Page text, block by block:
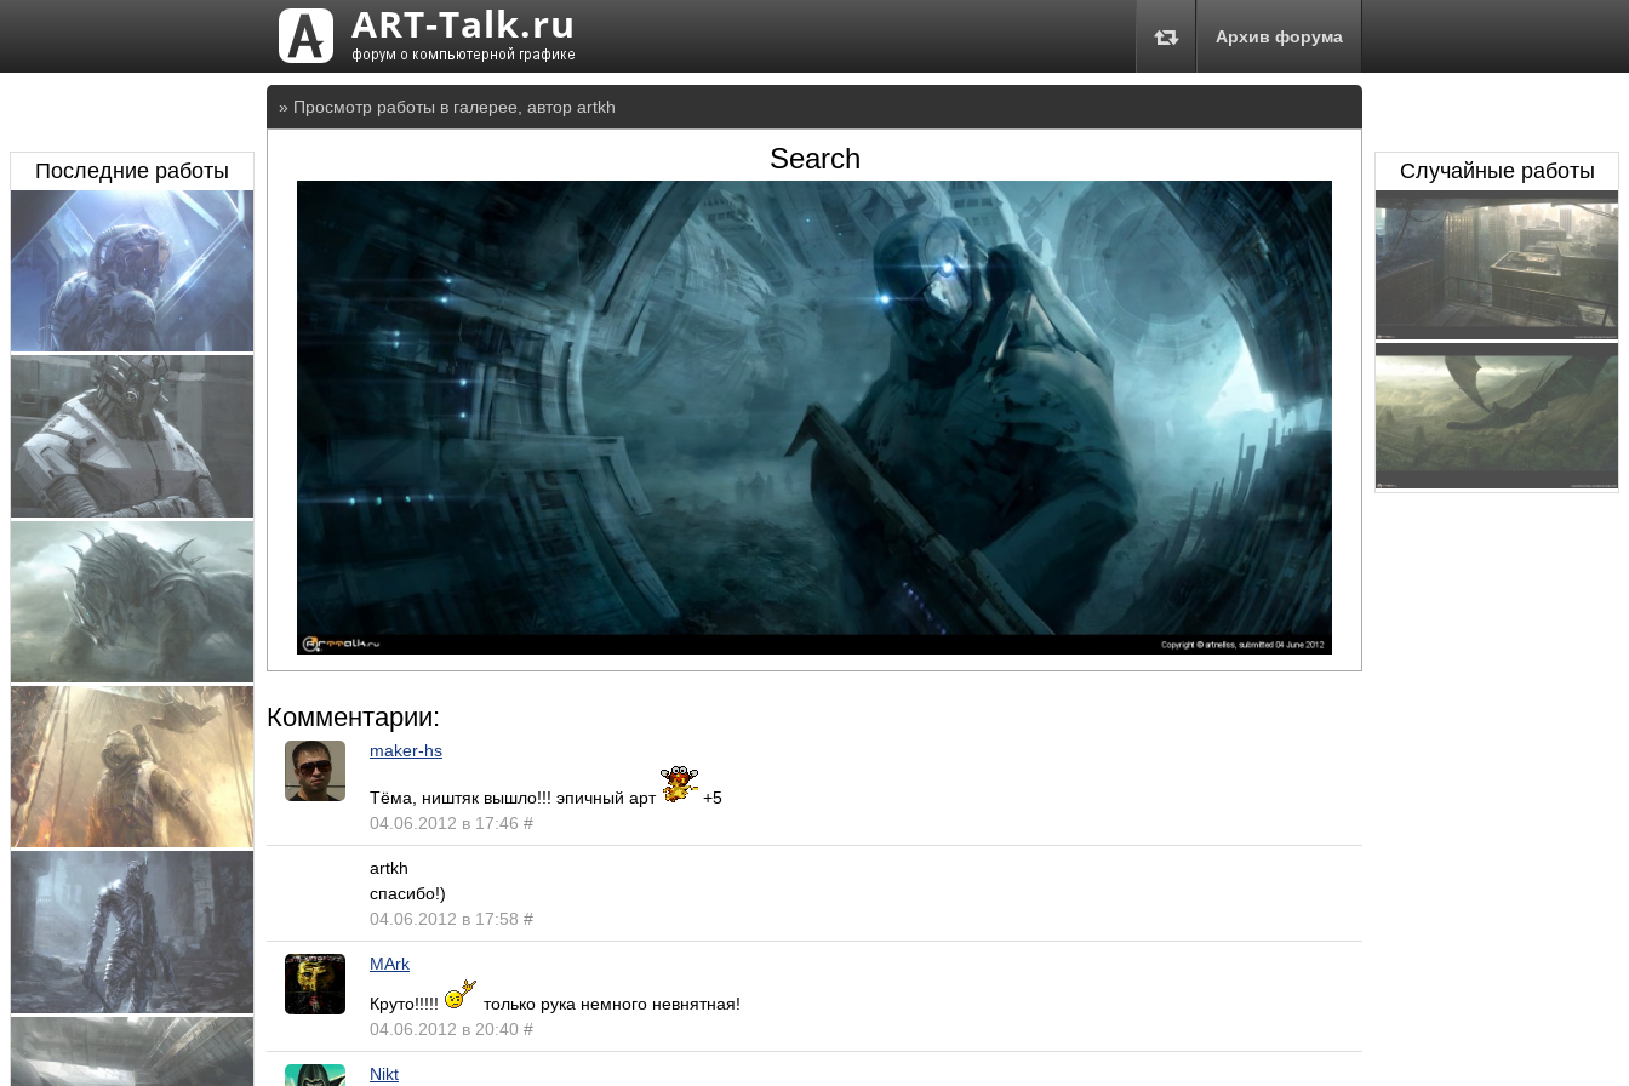
Архив форума
» Просмотр работы в галерее, автор artkh
Search
Комментарии:
maker-hs
Тёма, ништяк вышло!!! эпичный арт
+5
04.06.2012 в 17:46 #
artkh
спасибо!)
04.06.2012 в 17:58 #
MArk
Круто!!!!!
только рука немного невнятная!
04.06.2012 в 20:40 #
Nikt
Последние работы Случайные работы